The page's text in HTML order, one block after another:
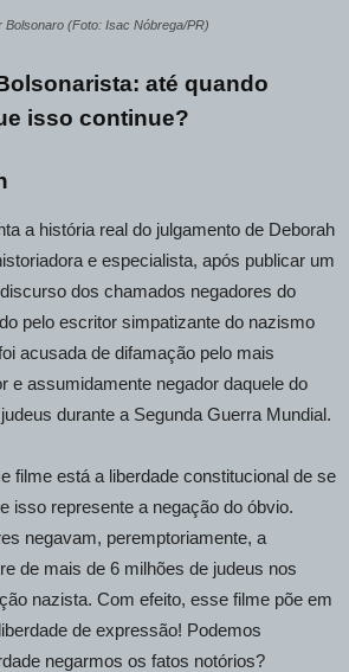
Bolsonaro (Foto: Isac Nóbrega/PR)
até quando
isso continue?
a história real do julgamento de Deborah
e especialista, após publicar um
dos chamados negadores do
pelo escritor simpatizante do nazismo
acusada de difamação pelo mais
e assumidamente negador daquele do
durante a Segunda Guerra Mundial.
filme está a liberdade constitucional de se
isso represente a negação do óbvio.
negavam, peremptoriamente, a
de mais de 6 milhões de judeus nos
nazista. Com efeito, esse filme põe em
de expressão! Podemos
negarmos os fatos notórios?